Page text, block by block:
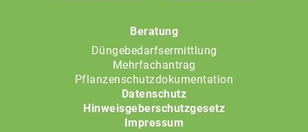
Beratung
Düngebedarfsermittlung
Mehrfachantrag
Pflanzenschutzdokumentation
Datenschutz
Hinweisgeberschutzgesetz
Impressum